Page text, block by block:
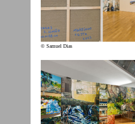
© Samuel Dias